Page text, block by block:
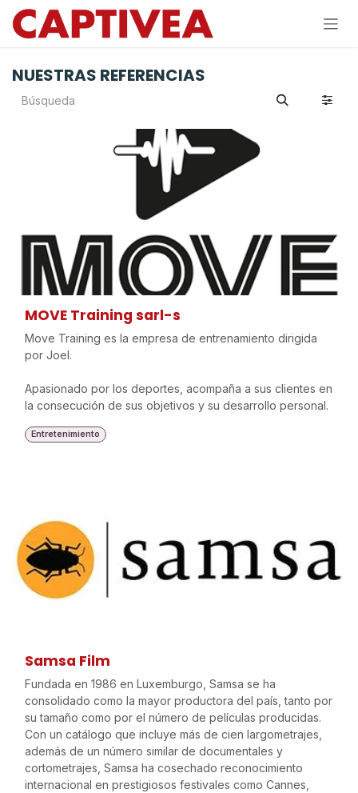
Ir al contenido
NUESTRAS REFERENCIAS
MOVE Training sarl-s
Move Training es la empresa de entrenamiento dirigida
por Joel.
Apasionado por los deportes, acompaña a sus clientes en
la consecución de sus objetivos y su desarrollo personal.
Entretenimiento
Samsa Film
Fundada en 1986 en Luxemburgo, Samsa se ha
consolidado como la mayor productora del país, tanto por
su tamaño como por el número de películas producidas.
Con un catálogo que incluye más de cien largometrajes,
además de un número similar de documentales y
cortometrajes, Samsa ha cosechado reconocimiento
internacional en prestigiosos festivales como Cannes,